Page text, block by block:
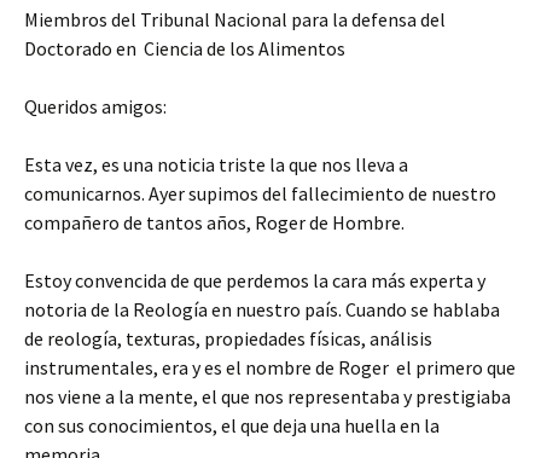
Miembros del Tribunal Nacional para la defensa del
Doctorado en Ciencia de los Alimentos
Queridos amigos:
Esta vez, es una noticia triste la que nos lleva a
comunicarnos. Ayer supimos del fallecimiento de nuestro
compañero de tantos años, Roger de Hombre.
Estoy convencida de que perdemos la cara más experta y
notoria de la Reología en nuestro país. Cuando se hablaba
de reología, texturas, propiedades físicas, análisis
instrumentales, era y es el nombre de Roger el primero que
nos viene a la mente, el que nos representaba y prestigiaba
con sus conocimientos, el que deja una huella en la